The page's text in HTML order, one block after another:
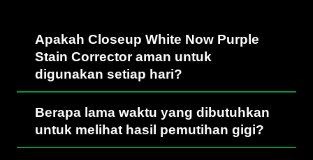
Apakah Closeup White Now Purple
Stain Corrector aman untuk
digunakan setiap hari?
Berapa lama waktu yang dibutuhkan
untuk melihat hasil pemutihan gigi?